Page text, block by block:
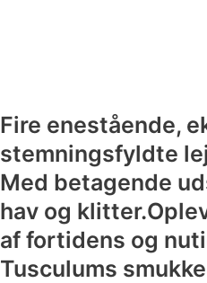
Fire enestående,
stemningsfyldte
Med betagende
hav og
af fortidens og
Tusculums